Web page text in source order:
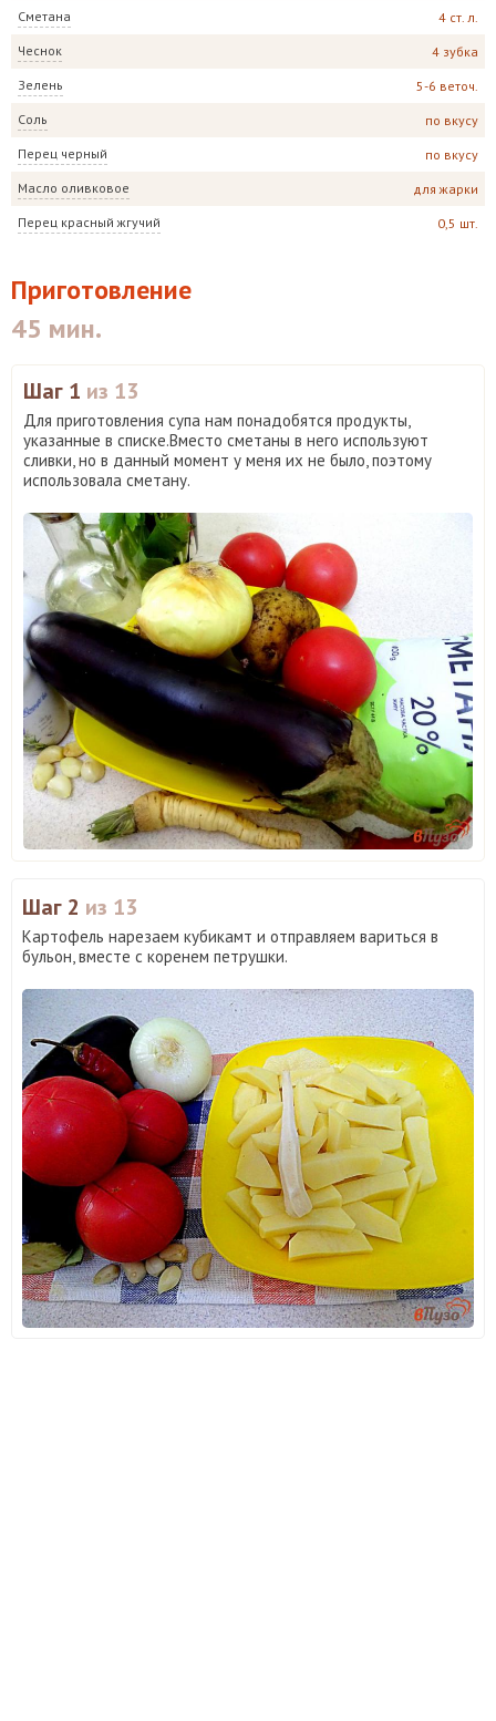
Сметана 4 ст. л.
Чеснок 4 зубка
Зелень 5-6 веточ.
Соль по вкусу
Перец черный по вкусу
Масло оливковое для жарки
Перец красный жгучий 0,5 шт.
Приготовление
45 мин.
Шаг 1 из 13
Для приготовления супа нам понадобятся продукты,
указанные в списке.Вместо сметаны в него используют
сливки, но в данный момент у меня их не было, поэтому
использовала сметану.
Шаг 2 из 13
Картофель нарезаем кубикамт и отправляем вариться в
бульон, вместе с коренем петрушки.